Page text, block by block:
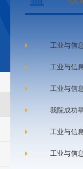
工业与信
工业与信
工业与信
我院成功
工业与信
工业与信